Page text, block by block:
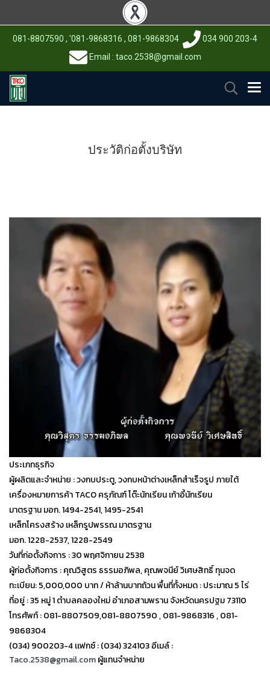
081-8807590 , '081-9868316 , 081-9868304
034 900 203-4
Email : taco.2538@gmail.com
ประวัติก่อตั้งบริษัท
ประเภทธุรกิจ
ผู้ผลิตและจำหน่าย : วงกบประตู, วงกบหน้าต่างเหล็กสำเร็จรูป ภายใต้
เครื่องหมายการค้า TACOครุภัณฑ์ โต๊ะนักเรียน เก้าอี้นักเรียน
มาตรฐาน มอก. 1494-2541,1495-2541
เหล็กโครงสร้าง เหล็กรูปพรรณ มาตรฐาน
มอก. 1228-2537,1228-2549
วันที่ก่อตั้งกิจการ : 30 พฤศจิกายน 2538
ผู้ก่อตั้งกิจการ : คุณวิสูตร ธรรมอภิพล, คุณพจนีย์ วิเศษสิทธิ์ ทุนจด
ทะเบียน: 5,000,000 บาท / ห้าล้านบาทถ้วนพื้นที่ทั้งหมด : ประมาณ 5 ไร่
ที่อยู่ : 35 หมู่ 1 ตำบลคลองใหม่ อำเภอสามพรานจังหวัดนครปฐม 73110
โทรศัพท์ : 081-8807509,081-8807590 , 081-9868316 , 081-
9868304
(034) 900203-4 เเฟกซ์: (034) 324103อีเมล์ :
Taco.2538@gmail.comผู้แทนจำหน่าย